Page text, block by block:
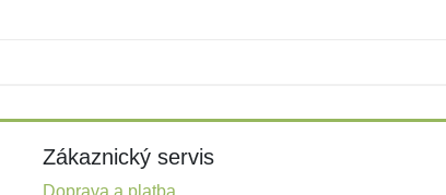
Zákaznický servis
Doprava a platba